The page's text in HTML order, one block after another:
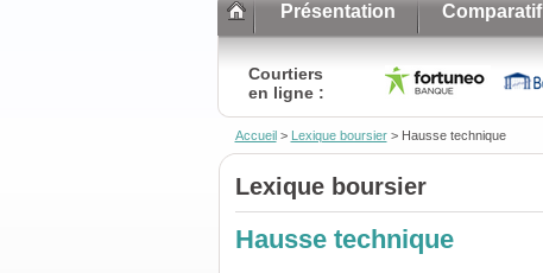
Présentation Comparatif
Courtiers
en ligne :
Accueil> Lexique boursier> Hausse technique
Lexique boursier
Hausse technique